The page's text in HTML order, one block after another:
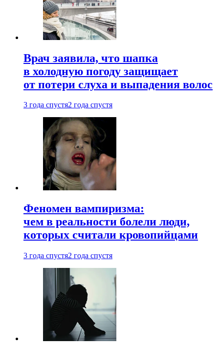
Врач заявила, что шапка
в холодную погоду защищает
от потери слуха и выпадения волос
3 года спустя2 года спустя
Феномен вампиризма:
чем в реальности болели люди,
которых считали кровопийцами
3 года спустя2 года спустя